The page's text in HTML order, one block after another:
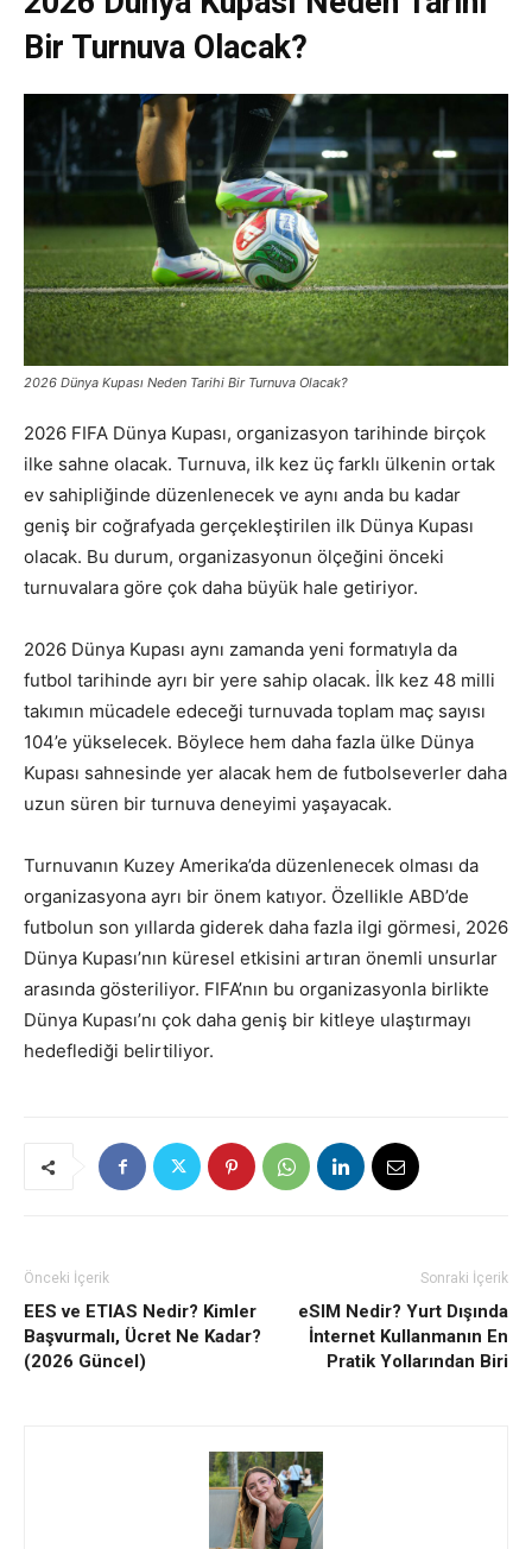
Bir Turnuva Olacak?
2026 Dünya Kupası Neden Tarihi Bir Turnuva Olacak?
2026 FIFA Dünya Kupası, organizasyon tarihinde birçok
ilke sahne olacak. Turnuva, ilk kez üç farklı ülkenin ortak
ev sahipliğinde düzenlenecek ve aynı anda bu kadar
geniş bir coğrafyada gerçekleştirilen ilk Dünya Kupası
olacak. Bu durum, organizasyonun ölçeğini önceki
turnuvalara göre çok daha büyük hale getiriyor.
2026 Dünya Kupası aynı zamanda yeni formatıyla da
futbol tarihinde ayrı bir yere sahip olacak. İlk kez 48 milli
takımın mücadele edeceği turnuvada toplam maç sayısı
104’e yükselecek. Böylece hem daha fazla ülke Dünya
Kupası sahnesinde yer alacak hem de futbolseverler daha
uzun süren bir turnuva deneyimi yaşayacak.
Turnuvanın Kuzey Amerika’da düzenlenecek olması da
organizasyona ayrı bir önem katıyor. Özellikle ABD’de
futbolun son yıllarda giderek daha fazla ilgi görmesi, 2026
Dünya Kupası’nın küresel etkisini artıran önemli unsurlar
arasında gösteriliyor. FIFA’nın bu organizasyonla birlikte
Dünya Kupası’nı çok daha geniş bir kitleye ulaştırmayı
hedeflediği belirtiliyor.
Önceki İçerik
EES ve ETIAS Nedir? Kimler
Başvurmalı, Ücret Ne Kadar?
(2026 Güncel)
Sonraki İçerik
eSIM Nedir? Yurt Dışında
İnternet Kullanmanın En
Pratik Yollarından Biri